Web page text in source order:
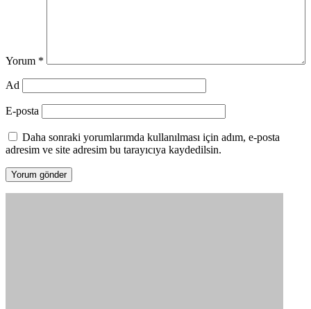
Yorum *
Ad
E-posta
Daha sonraki yorumlarımda kullanılması için adım, e-posta
adresim ve site adresim bu tarayıcıya kaydedilsin.